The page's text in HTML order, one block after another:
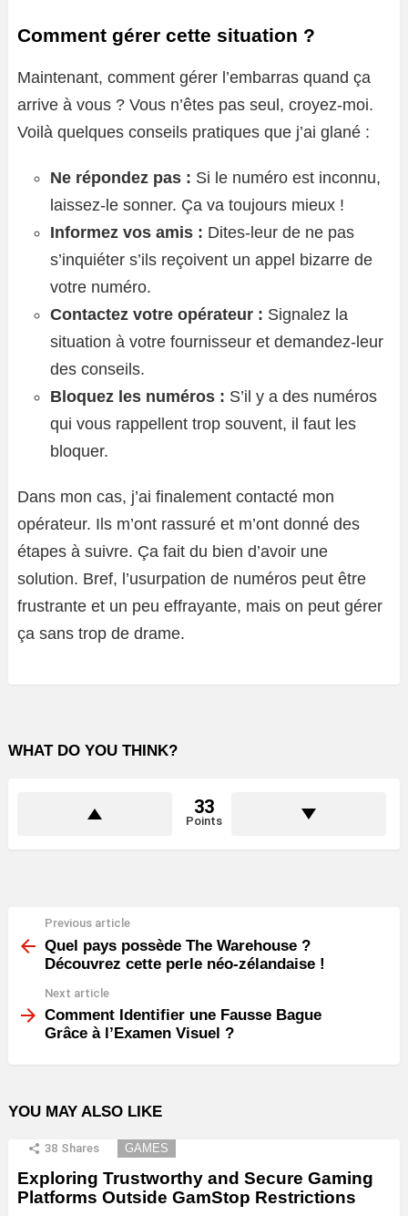
Comment gérer cette situation ?
Maintenant, comment gérer l’embarras quand ça
arrive à vous ? Vous n’êtes pas seul, croyez-moi.
Voilà quelques conseils pratiques que j’ai glané :
Ne répondez pas : Si le numéro est inconnu,
laissez-le sonner. Ça va toujours mieux !
Informez vos amis : Dites-leur de ne pas
s’inquiéter s’ils reçoivent un appel bizarre de
votre numéro.
Contactez votre opérateur : Signalez la
situation à votre fournisseur et demandez-leur
des conseils.
Bloquez les numéros : S’il y a des numéros
qui vous rappellent trop souvent, il faut les
bloquer.
Dans mon cas, j’ai finalement contacté mon
opérateur. Ils m’ont rassuré et m’ont donné des
étapes à suivre. Ça fait du bien d’avoir une
solution. Bref, l’usurpation de numéros peut être
frustrante et un peu effrayante, mais on peut gérer
ça sans trop de drame.
WHAT DO YOU THINK?
33
Points
more
Previous article
Quel pays possède The Warehouse ?
Découvrez cette perle néo-zélandaise !
Next article
Comment Identifier une Fausse Bague
Grâce à l’Examen Visuel ?
YOU MAY ALSO LIKE
38 Shares GAMES
Exploring Trustworthy and Secure Gaming
Platforms Outside GamStop Restrictions